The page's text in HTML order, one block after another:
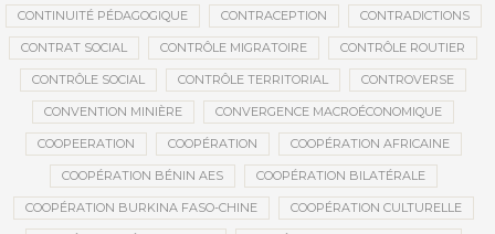
CONTINUITÉ PÉDAGOGIQUE CONTRACEPTION CONTRADICTIONS
CONTRAT SOCIAL CONTRÔLE MIGRATOIRE CONTRÔLE ROUTIER
CONTRÔLE SOCIAL CONTRÔLE TERRITORIAL CONTROVERSE
CONVENTION MINIÈRE CONVERGENCE MACROÉCONOMIQUE
COOPEERATION COOPÉRATION COOPÉRATION AFRICAINE
COOPÉRATION BÉNIN AES COOPÉRATION BILATÉRALE
COOPÉRATION BURKINA FASO-CHINE COOPÉRATION CULTURELLE